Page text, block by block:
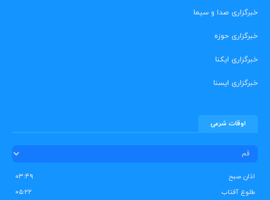
خبرگزاری صدا و سیما
خبرگزاری حوزه
خبرگزاری ایکنا
خبرگزاری ایسنا
اوقات شرعی
اذان صبح
۰۳:۴۹
طلوع آفتاب
۰۵:۲۲